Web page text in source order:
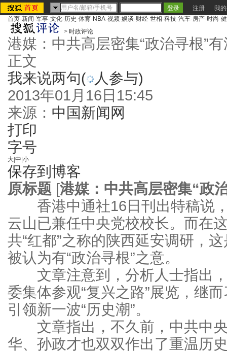
注册
我
首页-新闻-军事-文化-历史-体育-NBA-视频-娱谈-财经-世相-科技-汽车-房产-时尚-
> 时政评论
港媒：中共高层密集“政治寻根”
正文
我来说两句(
人参与)
2013年01月16日15:45
来源： 中国新闻网
打印
字号
大 中 小
保存到博客
原标题 [港媒：中共高层密集“政
香港中通社16日刊出特稿说，
云山已兼任中央党校校长。而在
共“红都”之称的陕西延安调研，
被认为有“政治寻根”之意。
文章注意到，分析人士指出，
委集体参观“复兴之路”展览，继
引领新一波“历史潮”。
文章指出，不久前，中共中央
华、孙政才也双双作出了重温历